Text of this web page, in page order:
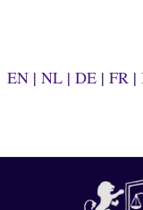
EN| NL| DE| FR|